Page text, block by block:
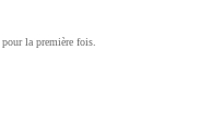
la première fois.